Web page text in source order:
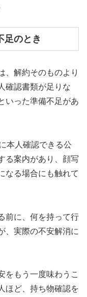
足のとき
、解約そのものより
確認書類が足りな
いった準備不足があ
本人確認できる公
る案内があり、顔写
なる場合にも触れて
前に、何を持って行
、実際の不安解消に
をもう一度味わうこ
ほど、持ち物確認を